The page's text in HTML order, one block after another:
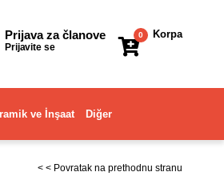
Korpa
0
Prijava za članove
Prijavite se
ve İnşaat Diğer
< < Povratak na prethodnu stranu